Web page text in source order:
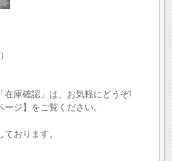
庫確認」は、お気軽にどうぞ!
ジ】をご覧ください。
おります。